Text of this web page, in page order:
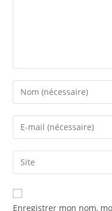
Enter
your
name
comment
Enter
your
email
address
comment
Saisir
l’URL
de
votre
Enregistrer mon nom,